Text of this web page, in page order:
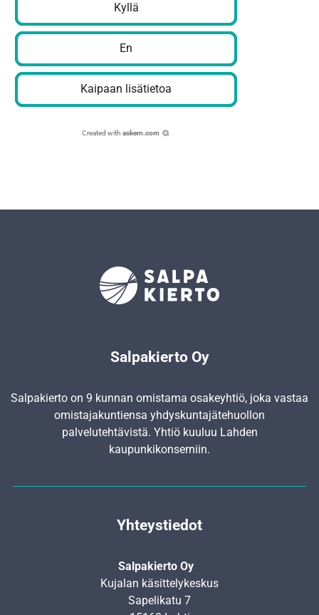
Kyllä
En
Kaipaan lisätietoa
Created with askem.com
Salpakierto Oy
Salpakierto on 9 kunnan omistama osakeyhtiö, joka vastaa
omistajakuntiensa yhdyskunta­jätehuollon
palvelutehtävistä. Yhtiö kuuluu Lahden
kaupunkikonserniin.
Yhteystiedot
Salpakierto Oy
Kujalan käsittelykeskus
Sapelikatu 7